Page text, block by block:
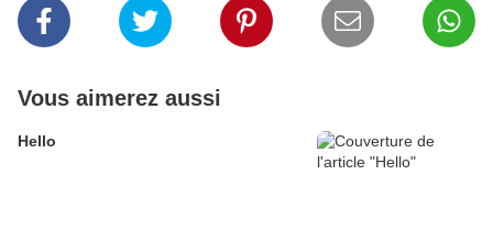
Vous aimerez aussi
Hello